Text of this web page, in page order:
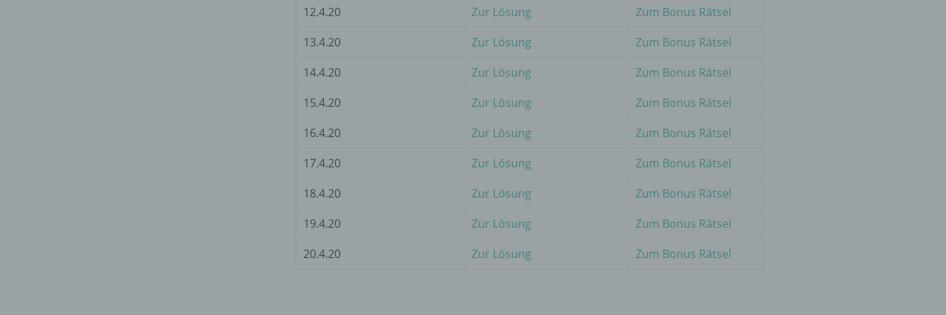
12.4.20
Zur Lösung
Zum Bonus Rätsel
13.4.20
Zur Lösung
Zum Bonus Rätsel
14.4.20
Zur Lösung
Zum Bonus Rätsel
15.4.20
Zur Lösung
Zum Bonus Rätsel
16.4.20
Zur Lösung
Zum Bonus Rätsel
17.4.20
Zur Lösung
Zum Bonus Rätsel
18.4.20
Zur Lösung
Zum Bonus Rätsel
19.4.20
Zur Lösung
Zum Bonus Rätsel
20.4.20
Zur Lösung Zum Bonus Rätsel
Einschränkung der Verarbeitung ist die Markierung gespeicherter
personenbezogener Daten mit dem Ziel, ihre künftige Verarbeitung
personenbezogener Daten, die darin besteht, dass diese
persönliche Aspekte, die sich auf eine natürliche Person beziehen,
zu bewerten, insbesondere, um Aspekte bezüglich Arbeitsleistung,
wirtschaftlicher Lage, Gesundheit, persönlicher Vorlieben, Interessen,
Zuverlässigkeit, Verhalten, Aufenthaltsort oder Ortswechsel dieser